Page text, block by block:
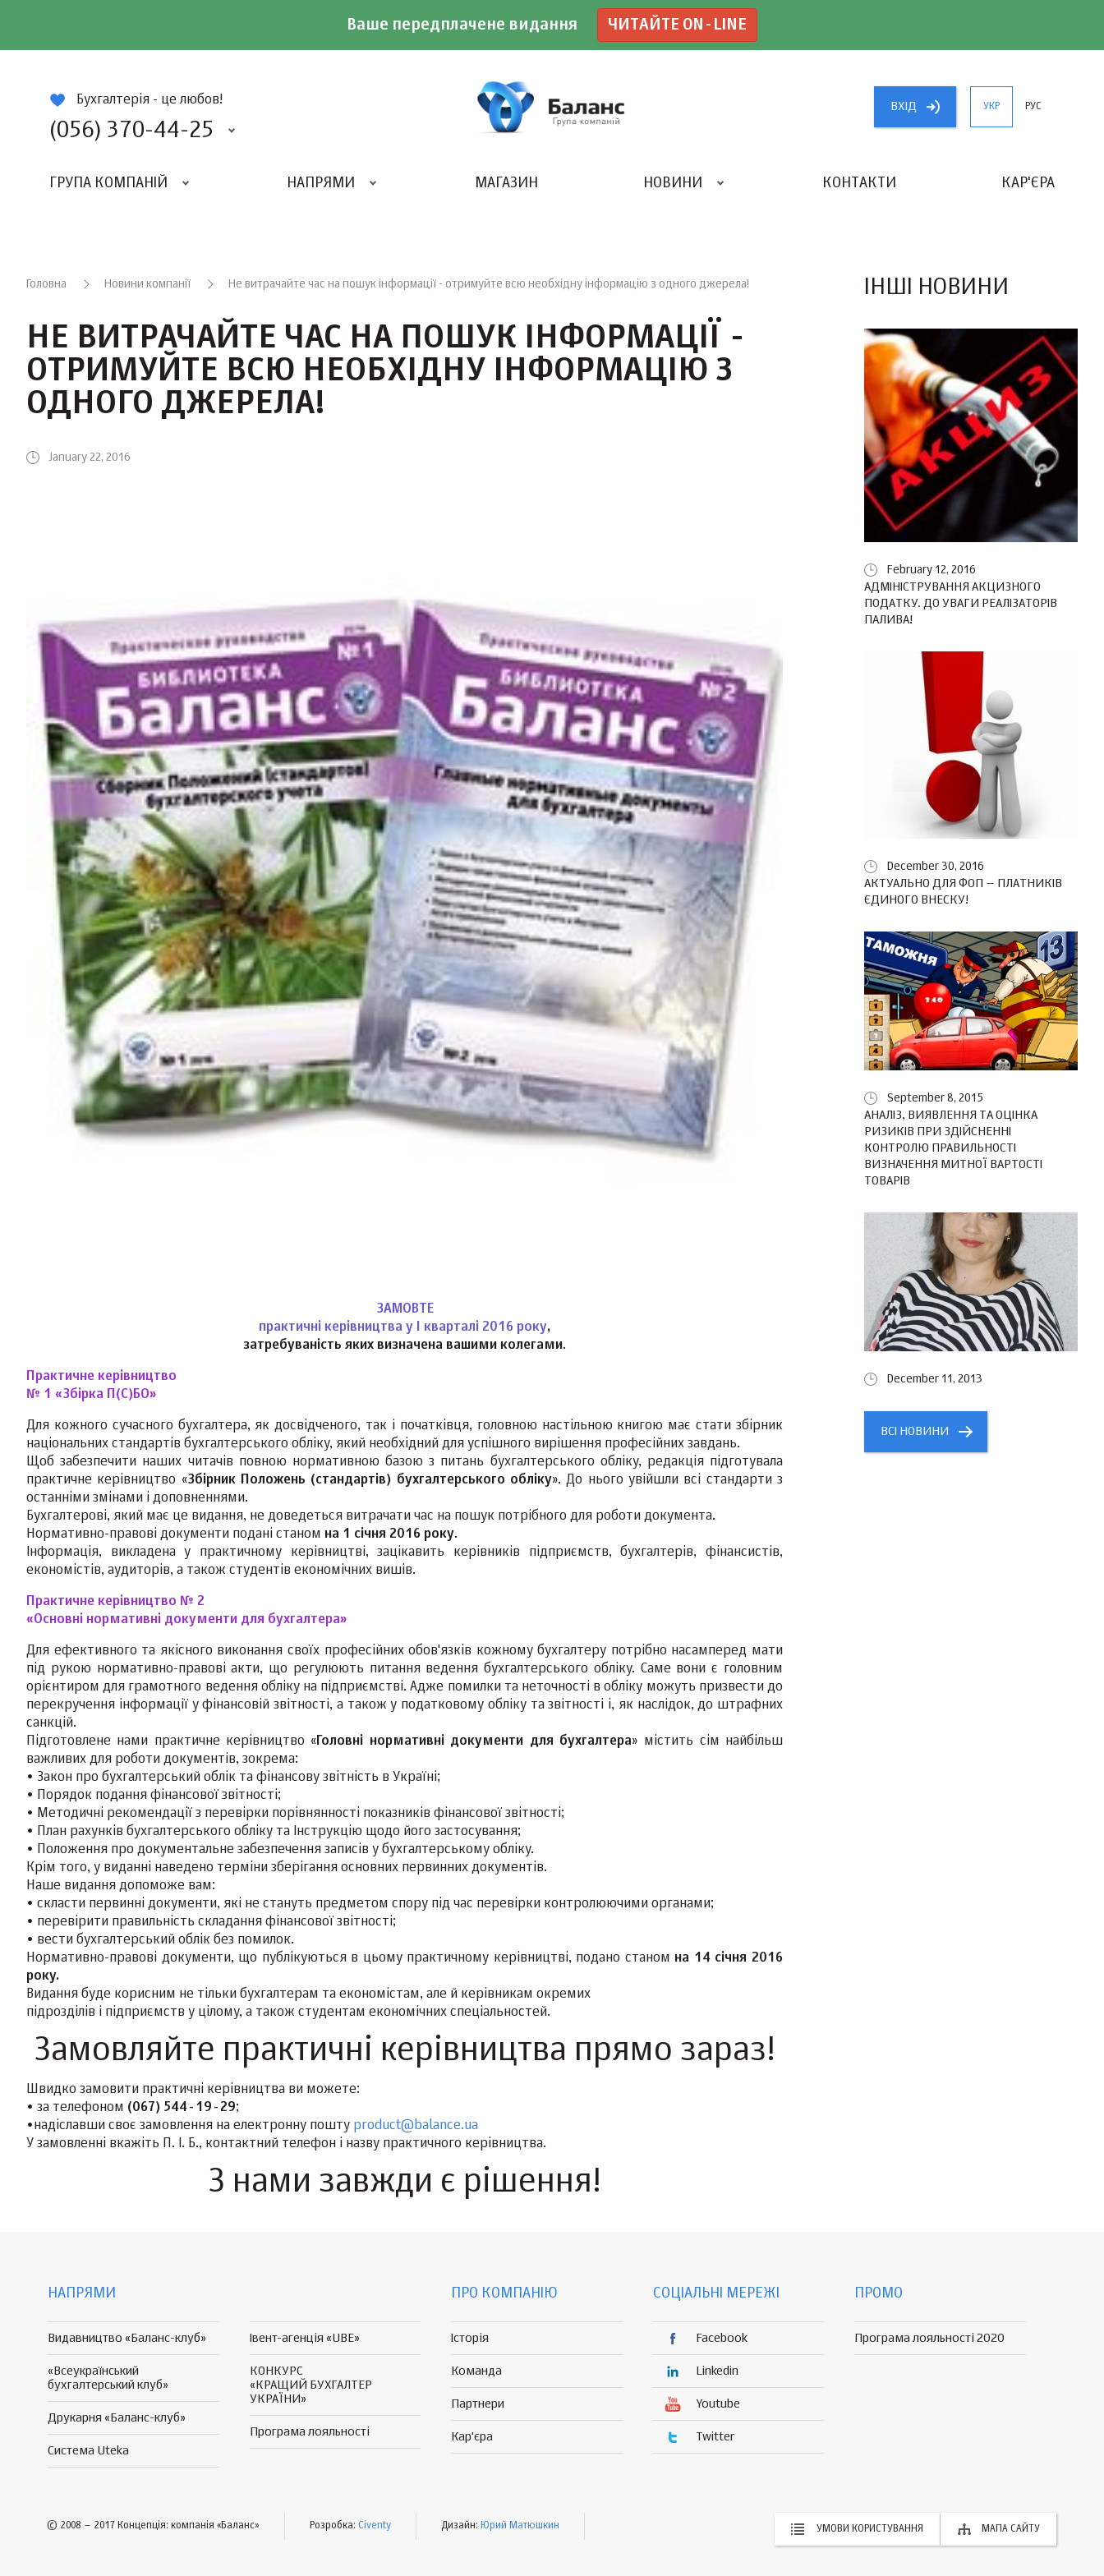
Ваше передплачене видання ЧИТАЙТЕ ON-LINE
Бухгалтерія - це любов!
(056) 370-44-25
ВХIД УКР РУС
ГРУПА КОМПАНІЙ НАПРЯМИ МАГАЗИН НОВИНИ КОНТАКТИ КАР'ЄРА
Головна Новини компанії Не витрачайте час на пошук інформації - отримуйте всю необхідну інформацію з одного джерела!
НЕ ВИТРАЧАЙТЕ ЧАС НА ПОШУК ІНФОРМАЦІЇ -
ОТРИМУЙТЕ ВСЮ НЕОБХІДНУ ІНФОРМАЦІЮ З
ОДНОГО ДЖЕРЕЛА!
January 22, 2016
ЗАМОВТЕ
практичні керівництва у І кварталі 2016 року,
затребуваність яких визначена вашими колегами.
Практичне керівництво
№ 1 «Збірка П(С)БО»
Для кожного сучасного бухгалтера, як досвідченого, так і початківця, головною настільною книгою має стати збірник
національних стандартів бухгалтерського обліку, який необхідний для успішного вирішення професійних завдань.
Щоб забезпечити наших читачів повною нормативною базою з питань бухгалтерського обліку, редакція підготувала
практичне керівництво «Збірник Положень (стандартів) бухгалтерського обліку». До нього увійшли всі стандарти з
останніми змінами і доповненнями.
Бухгалтерові, який має це видання, не доведеться витрачати час на пошук потрібного для роботи документа.
Нормативно-правові документи подані станом на 1 січня 2016 року.
Інформація, викладена у практичному керівництві, зацікавить керівників підприємств, бухгалтерів, фінансистів,
економістів, аудиторів, а також студентів економічних вишів.
Практичне керівництво № 2
«Основні нормативні документи для бухгалтера»
Для ефективного та якісного виконання своїх професійних обов'язків кожному бухгалтеру потрібно насамперед мати
під рукою нормативно-правові акти, що регулюють питання ведення бухгалтерського обліку. Саме вони є головним
орієнтиром для грамотного ведення обліку на підприємстві. Адже помилки та неточності в обліку можуть призвести до
перекручення інформації у фінансовій звітності, а також у податковому обліку та звітності і, як наслідок, до штрафних
санкцій.
Підготовлене нами практичне керівництво « Головні нормативні документи для бухгалтера» містить сім найбільш
важливих для роботи документів, зокрема:
• Закон про бухгалтерський облік та фінансову звітність в Україні;
• Порядок подання фінансової звітності;
• Методичні рекомендації з перевірки порівнянності показників фінансової звітності;
• План рахунків бухгалтерського обліку та Інструкцію щодо його застосування;
• Положення про документальне забезпечення записів у бухгалтерському обліку.
Крім того, у виданні наведено терміни зберігання основних первинних документів.
Наше видання допоможе вам:
• скласти первинні документи, які не стануть предметом спору під час перевірки контролюючими органами;
• перевірити правильність складання фінансової звітності;
• вести бухгалтерський облік без помилок.
Нормативно-правові документи, що публікуються в цьому практичному керівництві, подано станом на 14 січня 2016
року.
Видання буде корисним не тільки бухгалтерам та економістам, але й керівникам окремих
підрозділів і підприємств у цілому, а також студентам економічних спеціальностей.
Замовляйте практичні керівництва прямо зараз!
Швидко замовити практичні керівництва ви можете:
• за телефоном (067) 544-19-29;
•надіславши своє замовлення на електронну пошту product@balance.ua
У замовленні вкажіть П. І. Б., контактний телефон і назву практичного керівництва.
З нами завжди є рішення!
ІНШІ НОВИНИ
February 12, 2016
АДМІНІСТРУВАННЯ АКЦИЗНОГО
ПОДАТКУ. ДО УВАГИ РЕАЛІЗАТОРІВ
ПАЛИВА!
December 30, 2016
АКТУАЛЬНО ДЛЯ ФОП – ПЛАТНИКІВ
ЄДИНОГО ВНЕСКУ!
September 8, 2015
АНАЛІЗ, ВИЯВЛЕННЯ ТА ОЦІНКА
РИЗИКІВ ПРИ ЗДІЙСНЕННІ
КОНТРОЛЮ ПРАВИЛЬНОСТІ
ВИЗНАЧЕННЯ МИТНОЇ ВАРТОСТІ
ТОВАРІВ
December 11, 2013
ВСІ НОВИНИ
НАПРЯМИ
Видавництво «Баланс-клуб»
«Всеукраїнський
бухгалтерський клуб»
Друкарня «Баланс-клуб»
Система Uteka
Івент-агенція «UBE»
КОНКУРС
«КРАЩИЙ БУХГАЛТЕР
УКРАЇНИ»
Програма лояльності
ПРО КОМПАНІЮ
Історія
Команда
Партнери
Кар'єра
СОЦІАЛЬНІ МЕРЕЖІ
Facebook
Linkedin
Youtube
Twitter
ПРОМО
Програма лояльності 2020
© 2008 – 2017 Концепція: компанія «Баланс» Розробка: Civenty Дизайн: Юрий Матюшкин УМОВИ КОРИСТУВАННЯ МАПА САЙТУ